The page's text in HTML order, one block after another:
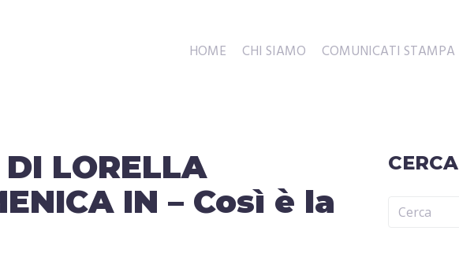
HOME CHI SIAMO COMUNICATI STAMPA
LORELLA
IN – Così è la
CERCA